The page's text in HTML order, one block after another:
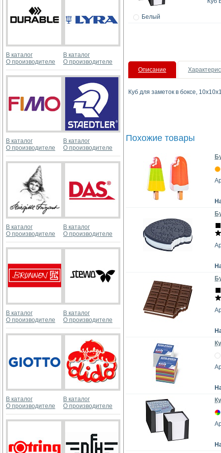
В каталог
О производителе
В каталог
О производителе
В каталог
О производителе
В каталог
О производителе
В каталог
О производителе
В каталог
О производителе
В каталог
О производителе
В каталог
О производителе
В каталог
О производителе
В каталог
О производителе
Белый
Описание
Куб для заметок в боксе,
Похожие товары